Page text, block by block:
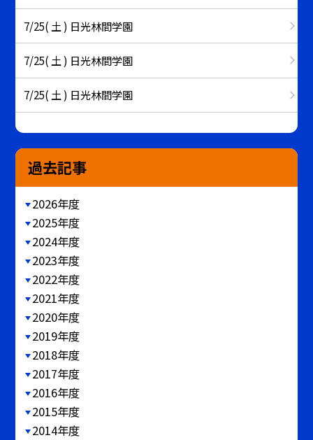
7/25( 土 ) 日光林間学園
7/25( 土 ) 日光林間学園
7/25( 土 ) 日光林間学園
過去記事
2026年度
2025年度
2024年度
2023年度
2022年度
2021年度
2020年度
2019年度
2018年度
2017年度
2016年度
2015年度
2014年度